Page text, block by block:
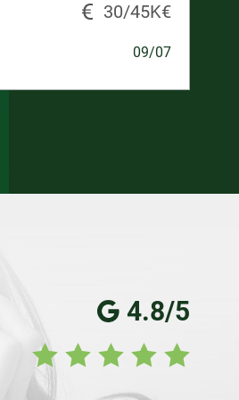
30/45K€
09/07
4.8/5